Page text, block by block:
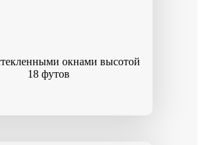
окнами высотой
18 футов